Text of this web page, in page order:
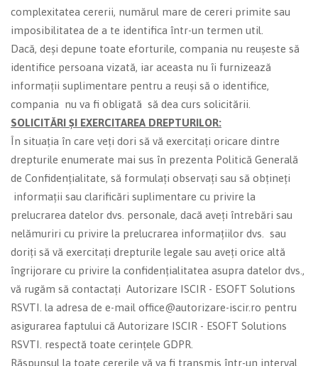
complexitatea cererii, numărul mare de cereri primite sau
imposibilitatea de a te identifica într-un termen util.
Dacă, deși depune toate eforturile, compania nu reușeste să
identifice persoana vizată, iar aceasta nu îi furnizează
informații suplimentare pentru a reuși să o identifice,
compania nu va fi obligată să dea curs solicitării.
SOLICITĂRI ȘI EXERCITAREA DREPTURILOR:
În situația în care veți dori să vă exercitați oricare dintre
drepturile enumerate mai sus în prezenta Politică Generală
de Confidențialitate, să formulați observați sau să obțineți
informații sau clarificări suplimentare cu privire la
prelucrarea datelor dvs. personale, dacă aveți întrebări sau
nelămuriri cu privire la prelucrarea informațiilor dvs. sau
doriți să vă exercitați drepturile legale sau aveți orice altă
îngrijorare cu privire la confidențialitatea asupra datelor dvs.,
vă rugăm să contactați Autorizare ISCIR - ESOFT Solutions
RSVTI. la adresa de e-mail office@autorizare-iscir.ro pentru
asigurarea faptului că Autorizare ISCIR - ESOFT Solutions
RSVTI. respectă toate cerințele GDPR.
Răspunsul la toate cererile vă va fi transmis într-un interval